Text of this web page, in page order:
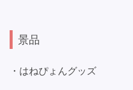
景品
・はねぴょんグッズ